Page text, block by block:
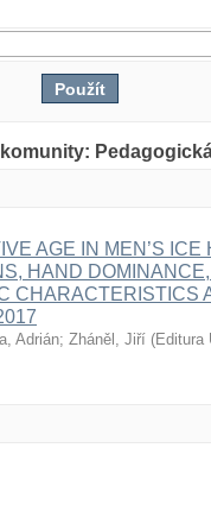
AGE IN MEN’S
HAND
CHARACTERISTICS
Adrián; Zháněl, Jiří (Editura